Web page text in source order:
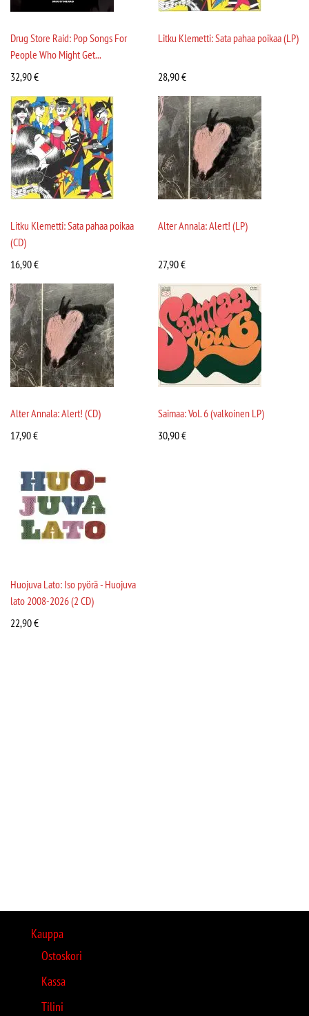
Drug Store Raid: Pop Songs For
People Who Might Get...
32,90€
Litku Klemetti: Sata pahaa poikaa (LP)
28,90€
Litku Klemetti: Sata pahaa poikaa
(CD)
16,90€
Alter Annala: Alert! (LP)
27,90€
Alter Annala: Alert! (CD)
17,90€
Saimaa: Vol. 6 (valkoinen LP)
30,90€
Huojuva Lato: Iso pyörä - Huojuva
lato 2008-2026 (2 CD)
22,90€
Kauppa
Ostoskori
Kassa
Tilini